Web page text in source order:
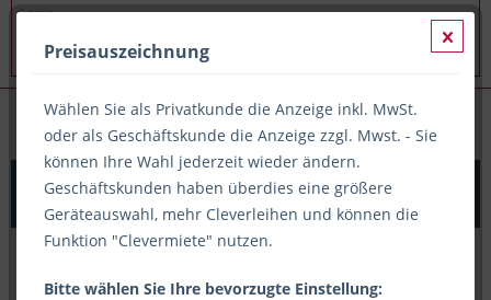
Seifen
Flüssigseife hautschonend mit Parfümierung, 1 Liter
Flasche Fripa
Preisauszeichnung
Wählen Sie als Privatkunde die Anzeige inkl. MwSt.
oder als Geschäftskunde die Anzeige zzgl. Mwst. - Sie
können Ihre Wahl jederzeit wieder ändern.
Geschäftskunden haben überdies eine größere
Geräteauswahl, mehr Cleverleihen und können die
Funktion "Clevermiete" nutzen.
Bitte wählen Sie Ihre bevorzugte Einstellung: